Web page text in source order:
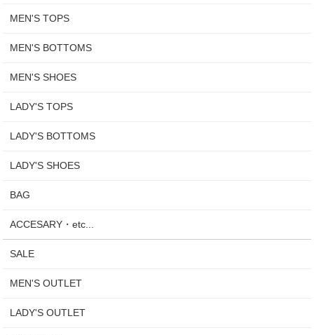
MEN'S TOPS
MEN'S BOTTOMS
MEN'S SHOES
LADY'S TOPS
LADY'S BOTTOMS
LADY'S SHOES
BAG
ACCESARY・etc...
SALE
MEN'S OUTLET
LADY'S OUTLET